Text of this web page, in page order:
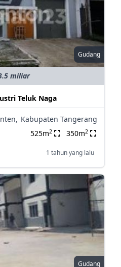
Gudang
miliar
Teluk Naga
Kabupaten Tangerang
525m2 350m2
1 tahun yang lalu
Gudang